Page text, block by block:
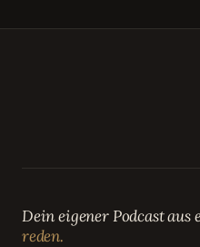
Dein eigener Podcast
reden.